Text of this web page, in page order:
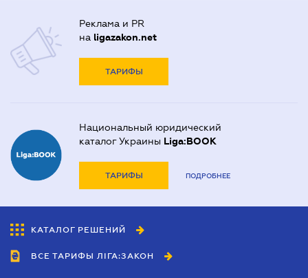
Реклама и PR
на ligazakon.net
ТАРИФЫ
Национальный юридический
каталог Украины Liga:BOOK
ТАРИФЫ ПОДРОБНЕЕ
КАТАЛОГ РЕШЕНИЙ
ВСЕ ТАРИФЫ ЛІГА:ЗАКОН